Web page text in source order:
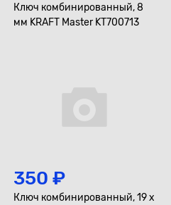
Ключ комбинированный, 8
мм KRAFT Master KT700713
350 ₽
Ключ комбинированный, 19 x